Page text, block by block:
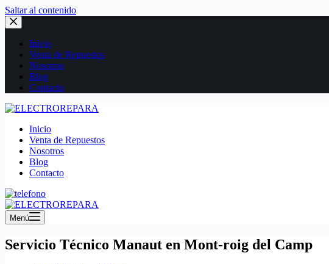
Saltar al contenido
Inicio
Venta de Repuestos
Nosotros
Blog
Contacto
Inicio
Venta de Repuestos
Nosotros
Blog
Contacto
Menú
Servicio Técnico Manaut en Mont-roig del Camp